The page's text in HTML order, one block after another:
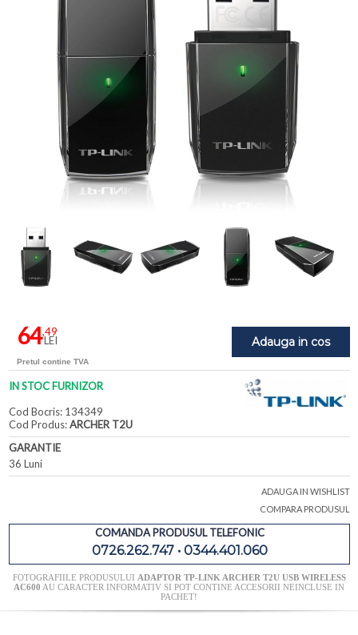
Adauga in cos
64,49
LEI
Pretul contine TVA
IN STOC FURNIZOR
Cod Bocris: 134349
Cod Produs:ARCHER T2U
GARANTIE
36 Luni
ADAUGA IN WISHLIST
COMPARA PRODUSUL
COMANDA PRODUSUL TELEFONIC
0726.262.747 • 0344.401.060
FOTOGRAFIILE PRODUSULUI ADAPTOR TP-LINK ARCHER T2U USB WIRELESS
AC600 AU CARACTER INFORMATIV SI POT CONTINE ACCESORII NEINCLUSE IN
PACHET!